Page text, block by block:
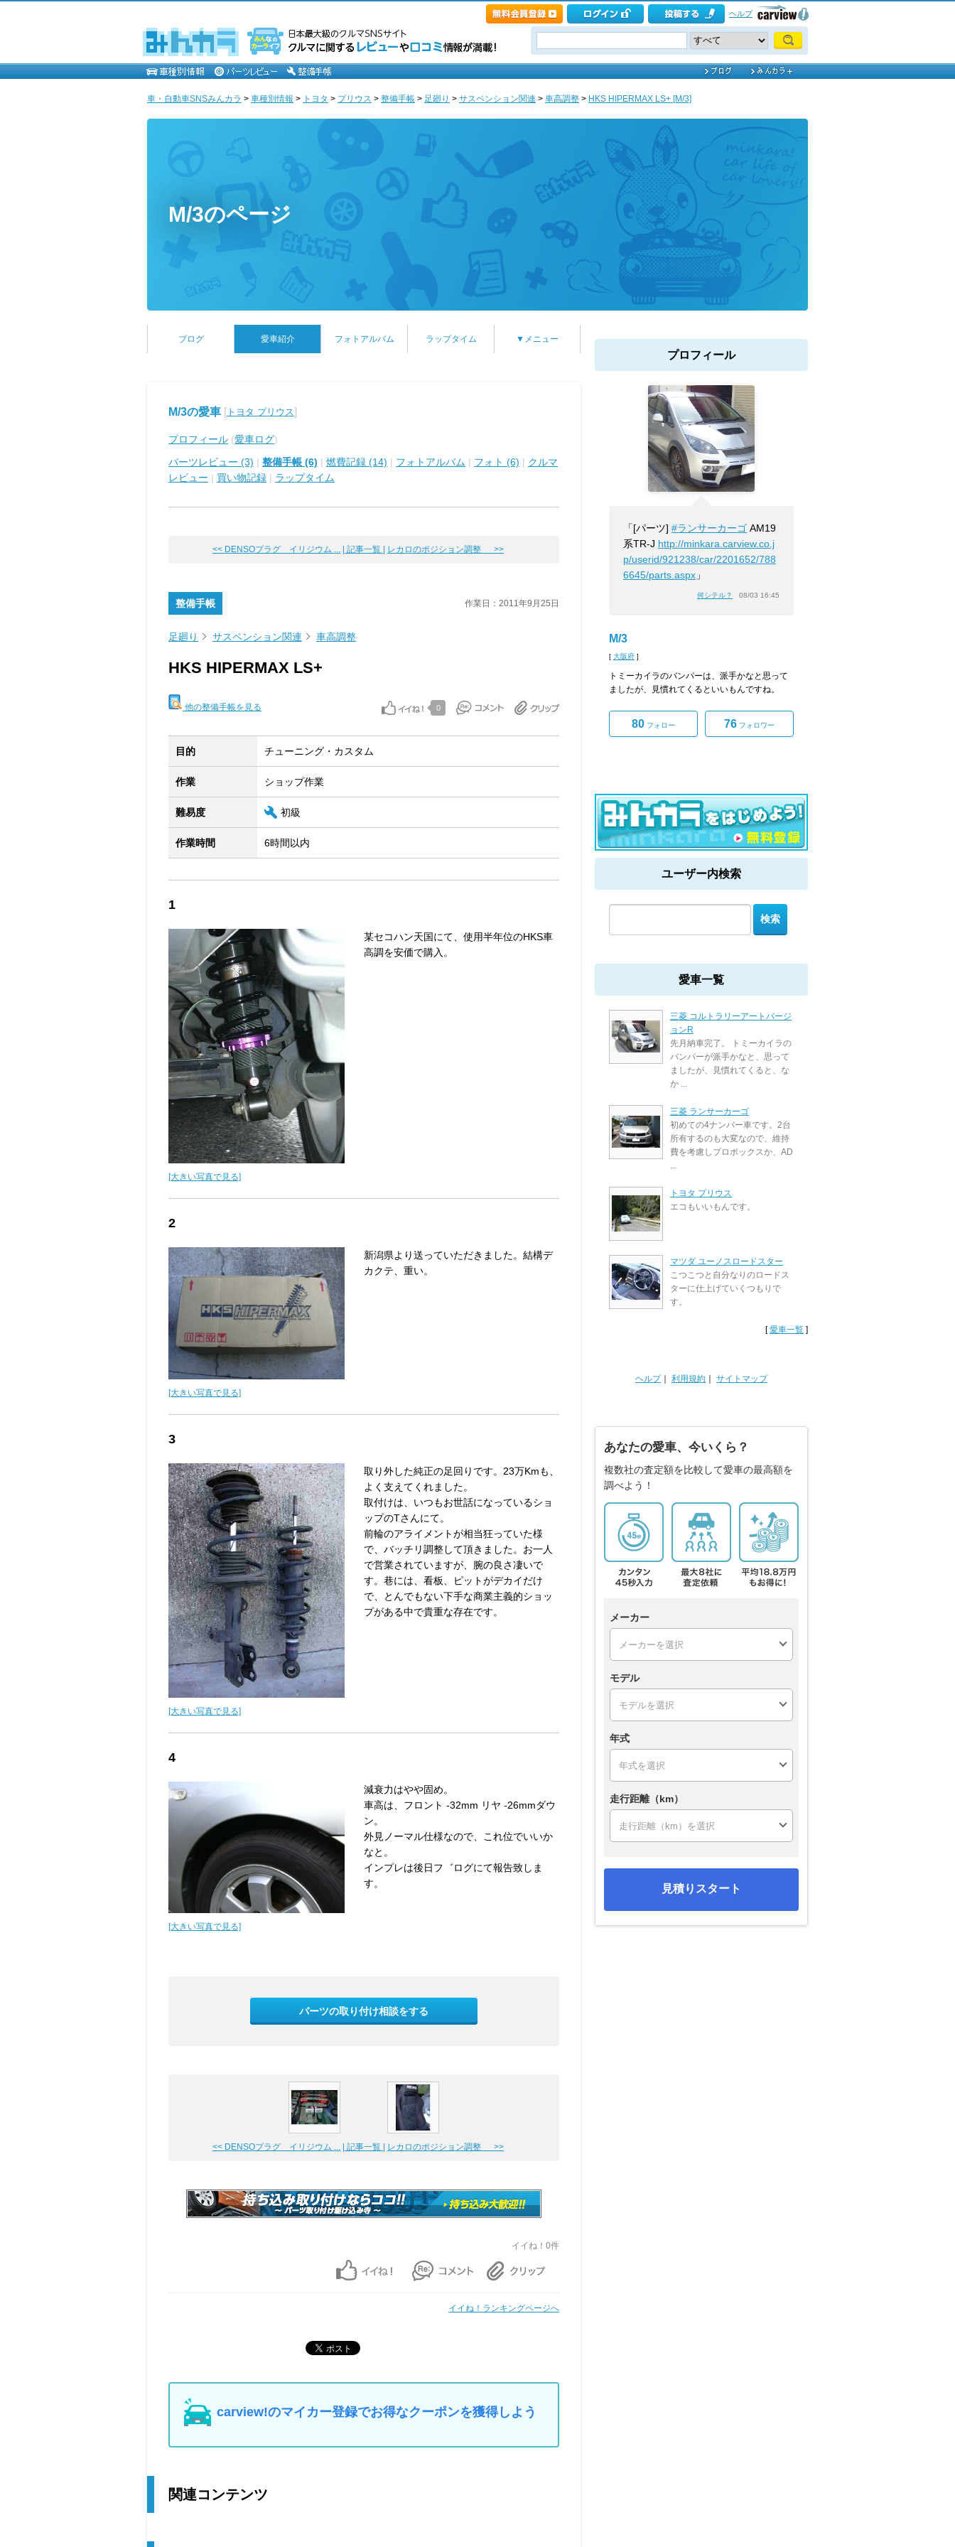
ヘルプ
車・自動車SNSみんカラ > 車種別情報 > トヨタ > プリウス > 整備手帳 > 足廻り > サスペンション関連 > 車高調整 > HKS HIPERMAX LS+ [M/3]
M/3のページ
ブログ 愛車紹介 フォトアルバム ラップタイム ▼メニュー
M/3の愛車 [ トヨタ プリウス]
プロフィール (愛車ログ)
パーツレビュー (3) | 整備手帳 (6) | 燃費記録 (14) | フォトアルバム | フォト (6) | クルマ
レビュー | 買い物記録 | ラップタイム
<< DENSOプラグ イリジウム ... | 記事一覧 | レカロのポジション調整 >>
整備手帳 作業日：2011年9月25日
足廻り サスペンション関連 車高調整
HKS HIPERMAX LS+
他の整備手帳を見る 0
目的 チューニング・カスタム
作業 ショップ作業
難易度 初級
作業時間 6時間以内
1
[大きい写真で見る]
某セコハン天国にて、使用半年位のHKS車
高調を安価で購入。
2
[大きい写真で見る]
新潟県より送っていただきました。結構デ
カクテ、重い。
3
[大きい写真で見る]
取り外した純正の足回りです。23万Kmも、
よく支えてくれました。
取付けは、いつもお世話になっているショ
ップのTさんにて。
前輪のアライメントが相当狂っていた様
で、バッチリ調整して頂きました。お一人
で営業されていますが、腕の良さ凄いで
す。巷には、看板、ピットがデカイだけ
で、とんでもない下手な商業主義的ショッ
プがある中で貴重な存在です。
4
[大きい写真で見る]
減衰力はやや固め。
車高は、フロント -32mm リヤ -26mmダウ
ン。
外見ノーマル仕様なので、これ位でいいか
なと。
インプレは後日フ゛ログにて報告致しま
す。
パーツの取り付け相談をする
<< DENSOプラグ イリジウム ... | 記事一覧 | レカロのポジション調整 >>
イイね！0件
イイね！ランキングページへ
carview!のマイカー登録でお得なクーポンを獲得しよう
関連コンテンツ
プロフィール
「[パーツ] #ランサーカーゴ AM19
系TR-J http://minkara.carview.co.j
p/userid/921238/car/2201652/788
6645/parts.aspx 」
何シテル？ 08/03 16:45
M/3
[ 大阪府 ]
トミーカイラのバンパーは、派手かなと思って
ましたが、見慣れてくるといいもんですね。
80 フォロー 76 フォロワー
ユーザー内検索
愛車一覧
三菱 コルトラリーアートバージ
ョンR
先月納車完了。 トミーカイラの
バンパーが派手かなと、思って
ましたが、見慣れてくると、な
か ...
三菱 ランサーカーゴ
初めての4ナンバー車です。2台
所有するのも大変なので、維持
費を考慮しプロボックスか、AD
...
トヨタ プリウス
エコもいいもんです。
マツダ ユーノスロードスター
こつこつと自分なりのロードス
ターに仕上げていくつもりで
す。
[愛車一覧 ]
ヘルプ｜ 利用規約 サイトマップ
あなたの愛車、今いくら？
複数社の査定額を比較して愛車の最高額を
調べよう！
メーカー
モデル
年式
走行距離（km）
見積りスタート